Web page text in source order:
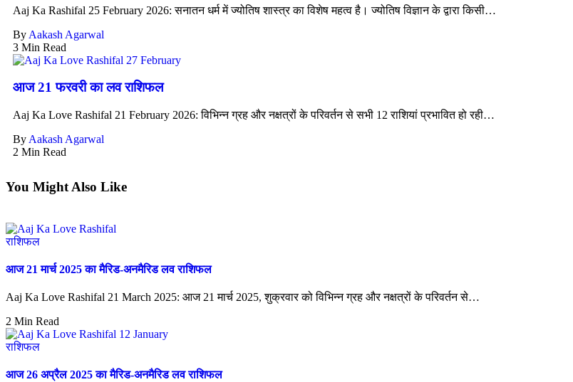
Aaj Ka Rashifal 25 February 2026: सनातन धर्म में ज्योतिष शास्त्र का विशेष महत्व है। ज्योतिष विज्ञान के द्वारा किसी…
By Aakash Agarwal
3 Min Read
आज 21 फरवरी का लव राशिफल
Aaj Ka Love Rashifal 21 February 2026: विभिन्न ग्रह और नक्षत्रों के परिवर्तन से सभी 12 राशियां प्रभावित हो रही…
By Aakash Agarwal
2 Min Read
You Might Also Like
राशिफल
आज 21 मार्च 2025 का मैरिड-अनमैरिड लव राशिफल
Aaj Ka Love Rashifal 21 March 2025: आज 21 मार्च 2025, शुक्रवार को विभिन्न ग्रह और नक्षत्रों के परिवर्तन से…
2 Min Read
राशिफल
आज 26 अप्रैल 2025 का मैरिड-अनमैरिड लव राशिफल